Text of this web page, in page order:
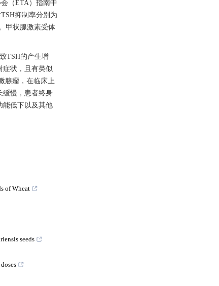
（ETA）指南中
抑制率分别为
甲状腺激素受体
TSH的产生增
症状，且有类似
腺瘤，在临床上
缓慢，患者终身
能低下以及其他
of Wheat
seeds